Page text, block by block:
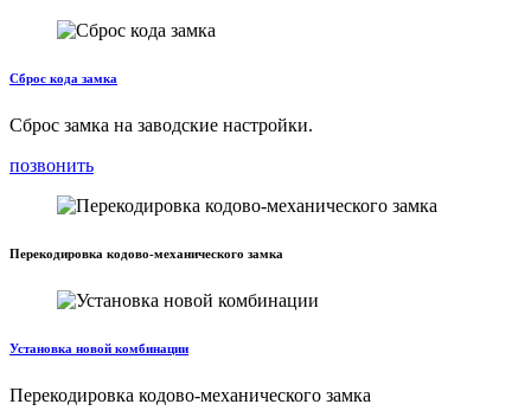
Сброс кода замка
Сброс замка на заводские настройки.
позвонить
Перекодировка кодово-механического замка
Установка новой комбинации
Перекодировка кодово-механического замка